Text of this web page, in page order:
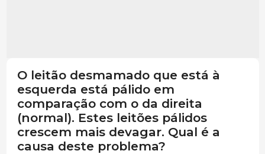
O leitão desmamado que está à
esquerda está pálido em
comparação com o da direita
(normal). Estes leitões pálidos
crescem mais devagar. Qual é a
causa deste problema?